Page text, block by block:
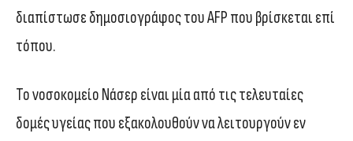
διαπίστωσε δημοσιογράφος του AFP που βρίσκεται επί
τόπου.
Το νοσοκομείο Νάσερ είναι μία από τις τελευταίες
δομές υγείας που εξακολουθούν να λειτουργούν εν